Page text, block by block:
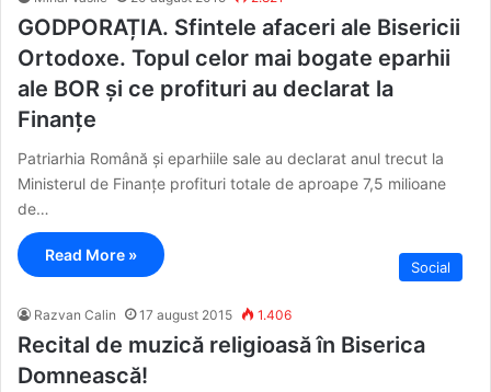
GODPORAȚIA. Sfintele afaceri ale Bisericii
Ortodoxe. Topul celor mai bogate eparhii
ale BOR și ce profituri au declarat la
Finanțe
Patriarhia Română și eparhiile sale au declarat anul trecut la
Ministerul de Finanțe profituri totale de aproape 7,5 milioane
de…
Read More »
Social
Razvan Calin 17 august 2015 1.406
Recital de muzică religioasă în Biserica
Domnească!